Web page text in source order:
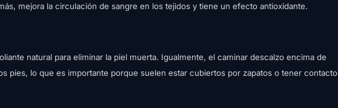
mejora la circulación de sangre en los tejidos y tiene un efecto antioxidante.
natural para eliminar la piel muerta. Igualmente, el caminar descalzo encima de
pies, lo que es importante porque suelen estar cubiertos por zapatos o tener contacto